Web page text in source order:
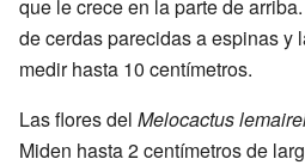
que le crece en la parte de
de cerdas parecidas a espinas y
medir hasta 10 centímetros.
Las flores del Melocactus
Miden hasta 2 centímetros de